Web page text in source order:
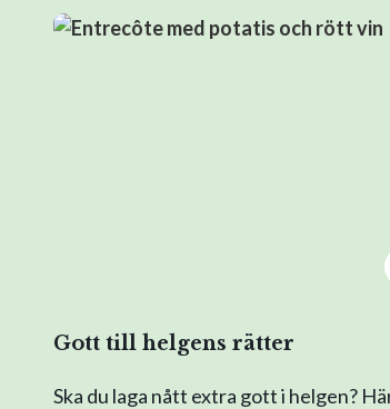
Gott till helgens rätter
Ska du laga nått extra gott i helgen?